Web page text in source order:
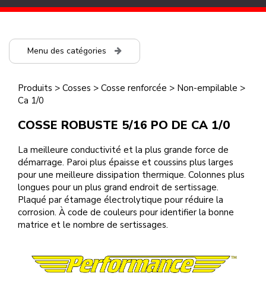
Menu des catégories
Produits > Cosses > Cosse renforcée > Non-empilable >
Ca 1/0
COSSE ROBUSTE 5/16 PO DE CA 1/0
La meilleure conductivité et la plus grande force de
démarrage. Paroi plus épaisse et coussins plus larges
pour une meilleure dissipation thermique. Colonnes plus
longues pour un plus grand endroit de sertissage.
Plaqué par étamage électrolytique pour réduire la
corrosion. À code de couleurs pour identifier la bonne
matrice et le nombre de sertissages.